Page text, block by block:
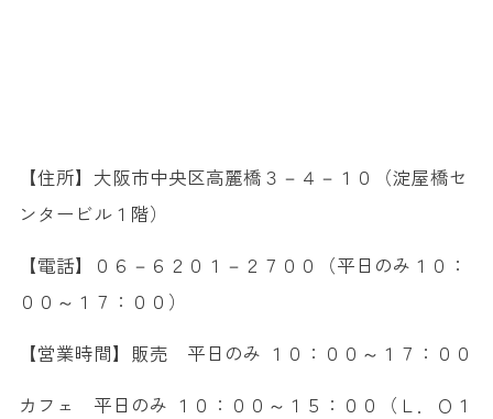
【住所】大阪市中央区高麗橋３－４－１０（淀屋橋セ
ンタービル１階）
【電話】０６－６２０１－２７００（平日のみ１０：
００～１７：００）
【営業時間】販売 平日のみ １０：００～１７：００
カフェ 平日のみ １０：００～１５：００（Ｌ．Ｏ１